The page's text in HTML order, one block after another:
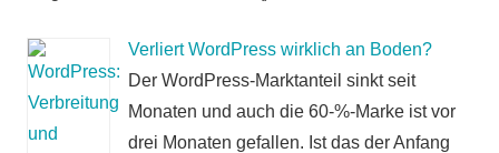
Verliert WordPress wirklich an Boden?
Der WordPress-Marktanteil sinkt seit
Monaten und auch die 60-%-Marke ist vor
drei Monaten gefallen. Ist das der Anfang